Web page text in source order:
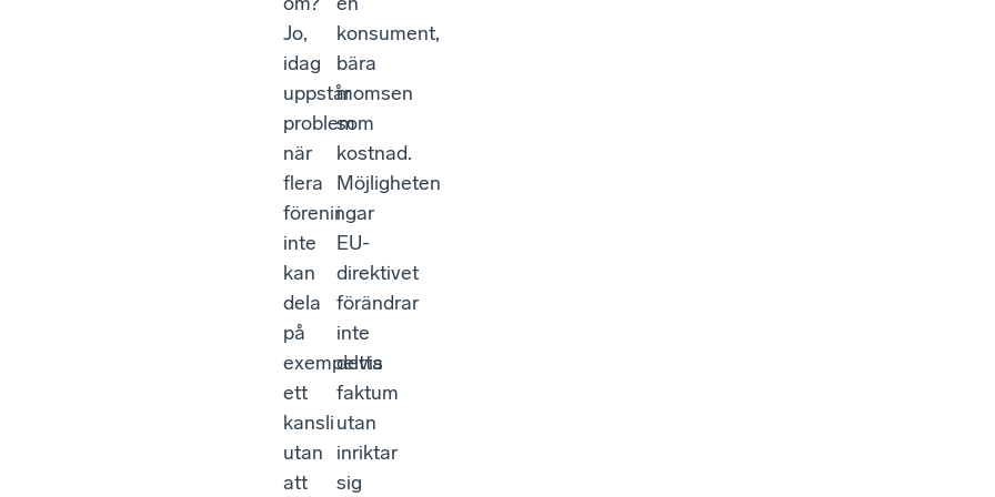
Jo,
idag
uppstår
problem
när
flera
föreningar
inte
kan
dela
på
exempelvis
ett
kansli
utan
att
konsument,
bära
momsen
som
kostnad.
Möjligheten
i
EU-
direktivet
förändrar
inte
detta
faktum
utan
inriktar
sig